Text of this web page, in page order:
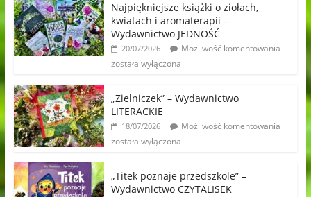
Najpiękniejsze książki o ziołach,
kwiatach i aromaterapii –
Wydawnictwo JEDNOŚĆ
20/07/2026
Możliwość komentowania
została wyłączona
„Zielniczek” – Wydawnictwo
LITERACKIE
18/07/2026
Możliwość komentowania
została wyłączona
„Titek poznaje przedszkole” –
Wydawnictwo CZYTALISEK